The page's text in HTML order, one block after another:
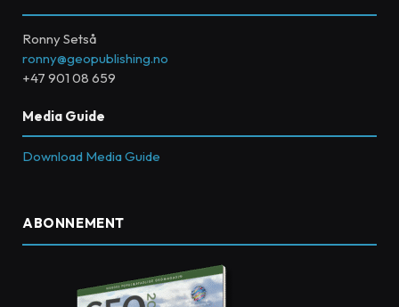
Ronny Setså
ronny@geopublishing.no
+47 901 08 659
Media Guide
Download Media Guide
ABONNEMENT